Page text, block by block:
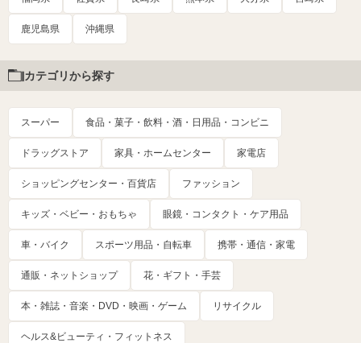
鹿児島県 沖縄県
カテゴリから探す
スーパー 食品・菓子・飲料・酒・日用品・コンビニ
ドラッグストア 家具・ホームセンター 家電店
ショッピングセンター・百貨店 ファッション
キッズ・ベビー・おもちゃ 眼鏡・コンタクト・ケア用品
車・バイク スポーツ用品・自転車 携帯・通信・家電
通販・ネットショップ 花・ギフト・手芸
本・雑誌・音楽・DVD・映画・ゲーム リサイクル
ヘルス&ビューティ・フィットネス